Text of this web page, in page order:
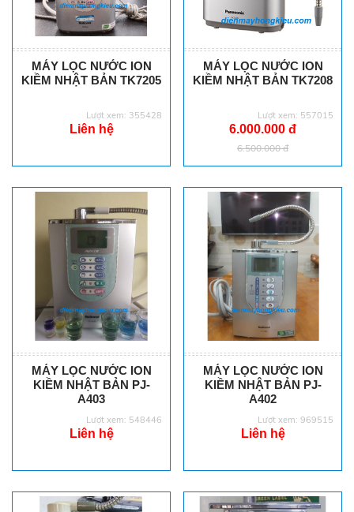
MÁY LỌC NƯỚC ION
KIỀM NHẬT BẢN TK7205
Lượt xem: 355428
Liên hệ
MÁY LỌC NƯỚC ION
KIỀM NHẬT BẢN TK7208
Lượt xem: 557015
6.000.000 đ
6.500.000 đ
MÁY LỌC NƯỚC ION
KIỀM NHẬT BẢN PJ-
A403
Lượt xem: 548446
Liên hệ
MÁY LỌC NƯỚC ION
KIỀM NHẬT BẢN PJ-
A402
Lượt xem: 969515
Liên hệ